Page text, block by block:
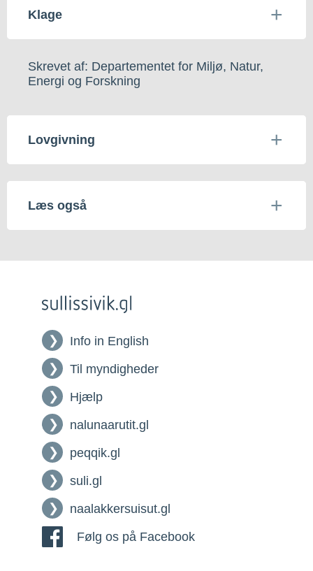
Klage
Skrevet af: Departementet for Miljø, Natur,
Energi og Forskning
Lovgivning
Læs også
Info in English
Til myndigheder
Hjælp
nalunaarutit.gl
peqqik.gl
suli.gl
naalakkersuisut.gl
Følg os på Facebook